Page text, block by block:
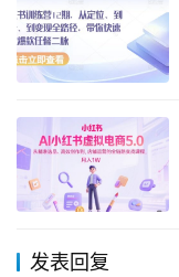
发表回复